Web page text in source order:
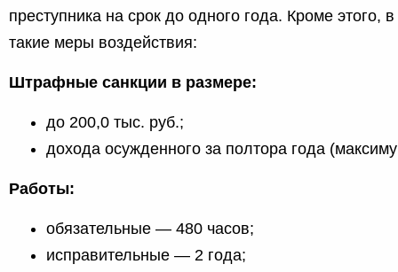
преступника на срок до одного года. Кроме этого,
такие меры воздействия:
Штрафные санкции в размере:
до 200,0 тыс. руб.;
дохода осужденного за полтора года
Работы:
обязательные — 480 часов;
исправительные — 2 года;